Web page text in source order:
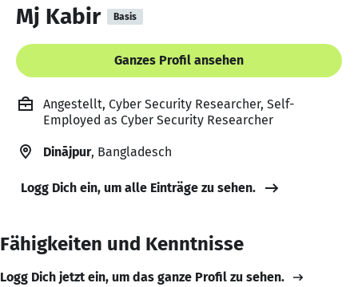
Mj Kabir Basis
Ganzes Profil ansehen
Angestellt, Cyber Security Researcher, Self-
Employed as Cyber Security Researcher
Dinājpur, Bangladesch
Logg Dich ein, um alle Einträge zu sehen.
Fähigkeiten und Kenntnisse
Logg Dich jetzt ein, um das ganze Profil zu sehen.